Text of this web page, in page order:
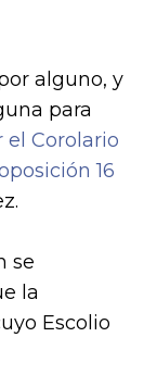
alguno, y
para
el Corolario
16
se
la
Escolio